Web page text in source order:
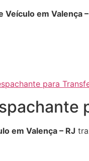
em Valença –
para
em Valença – RJ